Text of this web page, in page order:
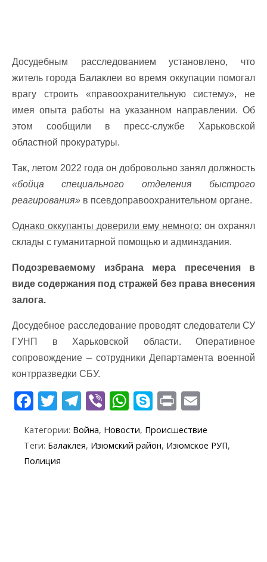
Досудебным расследованием установлено, что
житель города Балаклеи во время оккупации помогал
врагу строить «правоохранительную систему», не
имея опыта работы на указанном направлении. Об
этом сообщили в пресс-службе Харьковской
областной прокуратуры.
Так, летом 2022 года он добровольно занял должность
«бойца специального отделения быстрого
реагирования» в псевдоправоохранительном органе.
Однако оккупанты доверили ему немного: он охранял
склады с гуманитарной помощью и админздания.
Подозреваемому избрана мера пресечения в
виде содержания под стражей без права внесения
залога.
Досудебное расследование проводят следователи СУ
ГУНП в Харьковской области. Оперативное
сопровождение – сотрудники Департамента военной
контрразведки СБУ.
F
e
b
T
itt
er
T
el
e
gr
Vi
er
W
at
s
S
y
p
Pr
t ai
Категории: Война, Новости, Происшествие
Теги: Балаклея, Изюмский район, Изюмское РУП,
Полиция